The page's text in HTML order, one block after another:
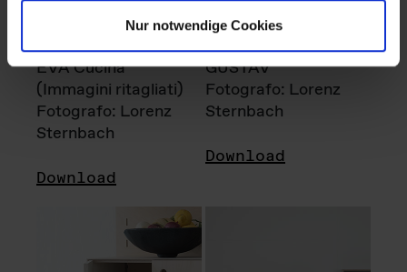
Nur notwendige Cookies
EVA Cucina
(Immagini ritagliati)
Fotografo: Lorenz
Sternbach
Download
GUSTAV
Fotografo: Lorenz
Sternbach
Download